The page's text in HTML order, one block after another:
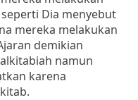
Dia menyebut
mereka melakukan
demikian
namun
karena